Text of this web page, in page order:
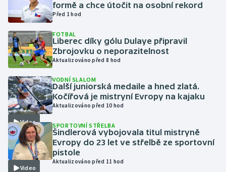
Házená
Jezdectví
Judo
Krasobruslení
Lezení
Lyže a snowboard
Moderní pětiboj
formě a chce útočit na osobní rekord
Před 1 hod
FOTBAL
Liberec díky gólu Dulaye připravil
Zbrojovku o neporazitelnost
Aktualizováno před 8 hod
Video
VODNÍ SLALOM
Další juniorská medaile a hned zlatá.
Kočířová je mistryní Evropy na kajaku
Aktualizováno před 10 hod
Video
SPORTOVNÍ STŘELBA
Šindlerová vybojovala titul mistryně
Evropy do 23 let ve střelbě ze sportovní
pistole
Aktualizováno před 11 hod